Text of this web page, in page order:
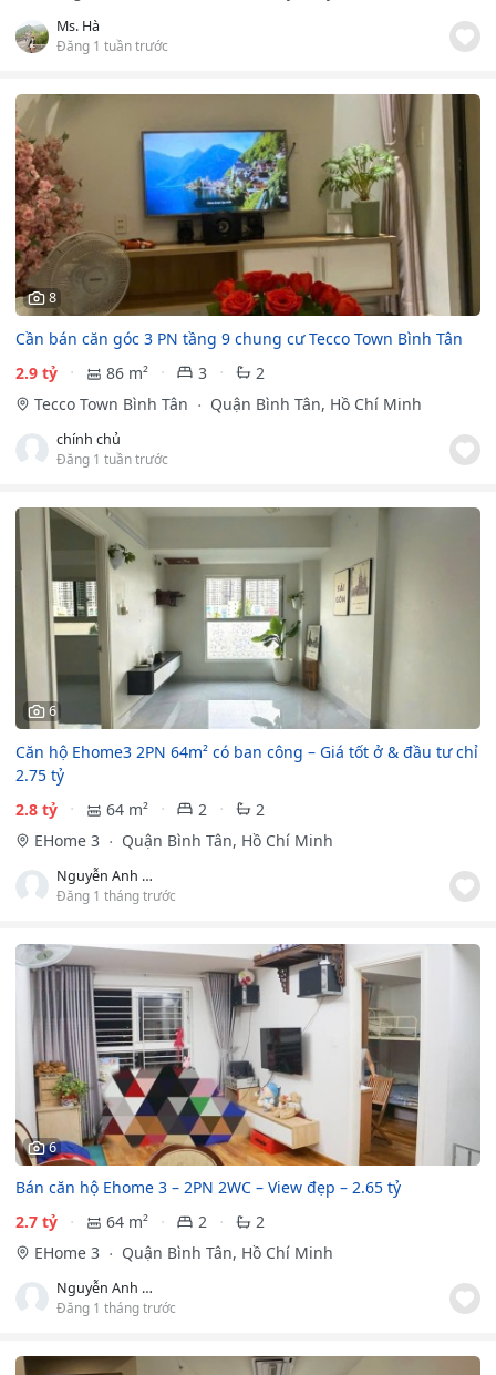
Ms. Hà
Đăng 1 tuần trước
8
Cần bán căn góc 3 PN tầng 9 chung cư Tecco Town Bình Tân
2.9 tỷ
86 m² 3
2
Tecco Town Bình Tân
Quận Bình Tân, Hồ Chí Minh
chính chủ
Đăng 1 tuần trước
6
Căn hộ Ehome3 2PN 64m² có ban công – Giá tốt ở & đầu tư chỉ
2.75 tỷ
2.8 tỷ
64 m² 2
2
EHome 3
Quận Bình Tân, Hồ Chí Minh
Nguyễn Anh Trung
Đăng 1 tháng trước
6
Bán căn hộ Ehome 3 – 2PN 2WC – View đẹp – 2.65 tỷ
2.7 tỷ
64 m² 2
2
EHome 3
Quận Bình Tân, Hồ Chí Minh
Nguyễn Anh Trung
Đăng 1 tháng trước